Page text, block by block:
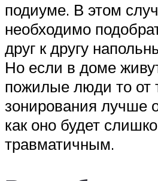
подиуме. В этом
необходимо
друг к другу
Но если в доме
пожилые люди то от
зонирования лучше
как оно будет
травматичным.